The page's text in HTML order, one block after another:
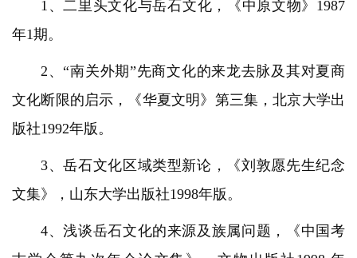
1、二里头文化与岳石文化，《中原文物》1987
年1期。
2、“南关外期”先商文化的来龙去脉及其对夏商
文化断限的启示，《华夏文明》第三集，北京大学出
版社1992年版。
3、岳石文化区域类型新论，《刘敦愿先生纪念
文集》，山东大学出版社1998年版。
4、浅谈岳石文化的来源及族属问题，《中国考